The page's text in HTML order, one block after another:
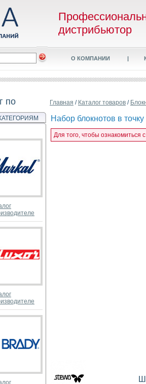
дистрибьютор
О КОМПАНИИ |
по Главная / Каталог товаров /
Набор блокнотов в
Для того, чтобы ознакомиться